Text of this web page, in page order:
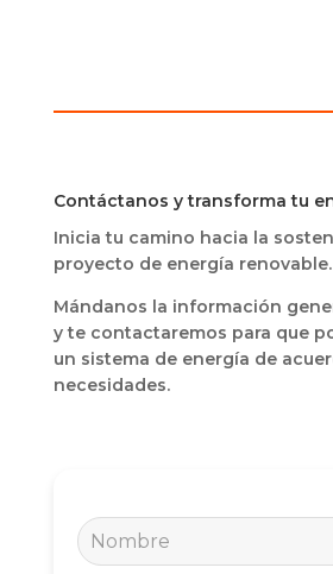
Contáctanos y transforma tu
Inicia tu camino hacia la
proyecto de energía renovable.
Mándanos la información
y te contactaremos para que
un sistema de energía de
necesidades.